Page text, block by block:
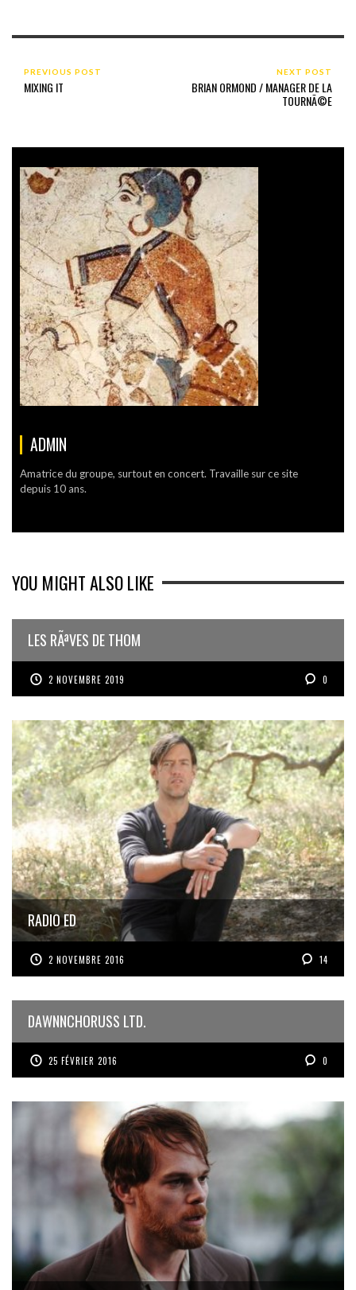
PREVIOUS POST
MIXING IT
NEXT POST
BRIAN ORMOND / MANAGER DE LA
TOURNÃ©E
ADMIN
Amatrice du groupe, surtout en concert. Travaille sur ce site
depuis 10 ans.
YOU MIGHT ALSO LIKE
LES RÃªVES DE THOM
2 NOVEMBRE 2019 0
RADIO ED
2 NOVEMBRE 2016 14
DAWNNCHORUSS LTD.
25 FÉVRIER 2016 0